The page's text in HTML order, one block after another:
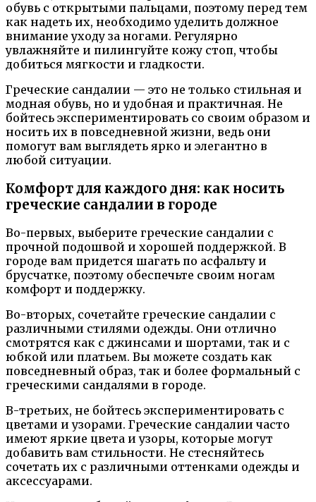
обувь с открытыми пальцами, поэтому перед тем
как надеть их, необходимо уделить должное
внимание уходу за ногами. Регулярно
увлажняйте и пилингуйте кожу стоп, чтобы
добиться мягкости и гладкости.
Греческие сандалии — это не только стильная и
модная обувь, но и удобная и практичная. Не
бойтесь экспериментировать со своим образом и
носить их в повседневной жизни, ведь они
помогут вам выглядеть ярко и элегантно в
любой ситуации.
Комфорт для каждого дня: как носить
греческие сандалии в городе
Во-первых, выберите греческие сандалии с
прочной подошвой и хорошей поддержкой. В
городе вам придется шагать по асфальту и
брусчатке, поэтому обеспечьте своим ногам
комфорт и поддержку.
Во-вторых, сочетайте греческие сандалии с
различными стилями одежды. Они отлично
смотрятся как с джинсами и шортами, так и с
юбкой или платьем. Вы можете создать как
повседневный образ, так и более формальный с
греческими сандалями в городе.
В-третьих, не бойтесь экспериментировать с
цветами и узорами. Греческие сандалии часто
имеют яркие цвета и узоры, которые могут
добавить вам стильности. Не стесняйтесь
сочетать их с различными оттенками одежды и
аксессуарами.